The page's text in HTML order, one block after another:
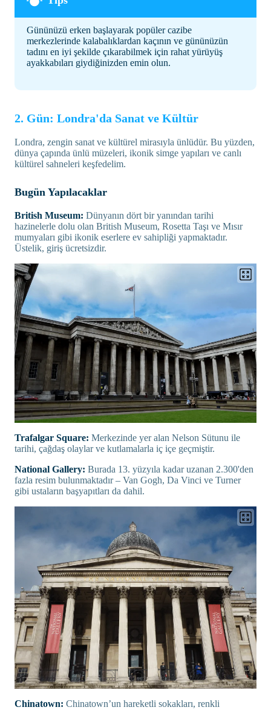
Gününüzü erken başlayarak popüler cazibe
merkezlerinde kalabalıklardan kaçının ve gününüzün
tadını en iyi şekilde çıkarabilmek için rahat yürüyüş
ayakkabıları giydiğinizden emin olun.
2. Gün: Londra'da Sanat ve Kültür
Londra, zengin sanat ve kültürel mirasıyla ünlüdür. Bu yüzden,
dünya çapında ünlü müzeleri, ikonik simge yapıları ve canlı
kültürel sahneleri keşfedelim.
Bugün Yapılacaklar
British Museum: Dünyanın dört bir yanından tarihi
hazinelerle dolu olan British Museum, Rosetta Taşı ve Mısır
mumyaları gibi ikonik eserlere ev sahipliği yapmaktadır.
Üstelik, giriş ücretsizdir.
Trafalgar Square: Merkezinde yer alan Nelson Sütunu ile
tarihi, çağdaş olaylar ve kutlamalarla iç içe geçmiştir.
National Gallery: Burada 13. yüzyıla kadar uzanan 2.300'den
fazla resim bulunmaktadır – Van Gogh, Da Vinci ve Turner
gibi ustaların başyapıtları da dahil.
Chinatown: Chinatown’un hareketli sokakları, renkli